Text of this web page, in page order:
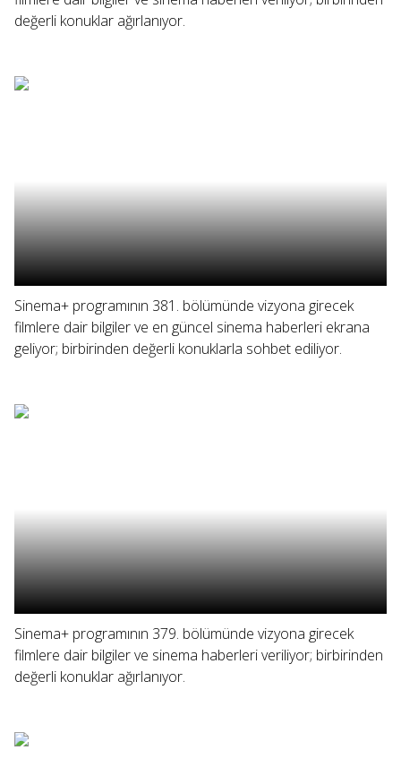
değerli konuklar ağırlanıyor.
Sinema+ programının 381. bölümünde vizyona girecek
filmlere dair bilgiler ve en güncel sinema haberleri ekrana
geliyor; birbirinden değerli konuklarla sohbet ediliyor.
Sinema+ programının 379. bölümünde vizyona girecek
filmlere dair bilgiler ve sinema haberleri veriliyor; birbirinden
değerli konuklar ağırlanıyor.